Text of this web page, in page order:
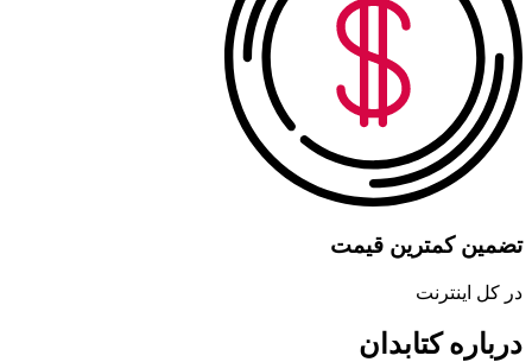
تضمین کمترین قیمت
در کل اینترنت
درباره کتابدان